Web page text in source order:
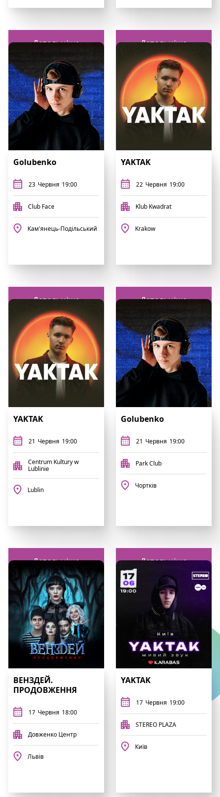
Детальніше Детальніше
Golubenko
23 Червня 19:00
Club Face
Кам'янець-Подільський
Детальніше
YAKTAK
22 Червня 19:00
Klub Kwadrat
Krakow
Детальніше
YAKTAK
21 Червня 19:00
Centrum Kultury w
Lublinie
Lublin
Детальніше
Golubenko
21 Червня 19:00
Park Club
Чортків
Детальніше
ВЕНЗДЕЙ.
ПРОДОВЖЕННЯ
17 Червня 18:00
Довженко Центр
Львів
YAKTAK
17 Червня 19:00
STEREO PLAZA
Київ